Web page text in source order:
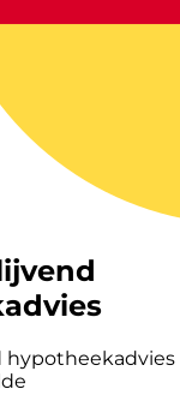
hypotheekadvies